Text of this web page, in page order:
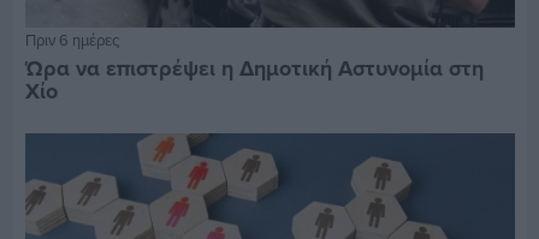
Πριν 6 ημέρες
Ώρα να επιστρέψει η Δημοτική Αστυνομία στη
Χίο